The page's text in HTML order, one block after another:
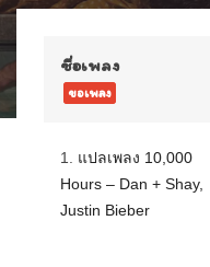
ชื่อเพลง
ขอเพลง
1. แปลเพลง 10,000
Hours – Dan + Shay,
Justin Bieber